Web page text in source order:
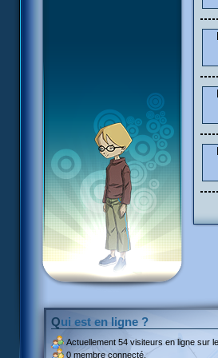
Qui est en ligne ?
Actuellement 54 visiteurs en ligne sur
0 membre connecté.